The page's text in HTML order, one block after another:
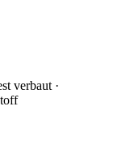
verbaut ·